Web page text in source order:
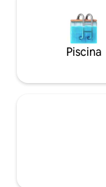
Piscina